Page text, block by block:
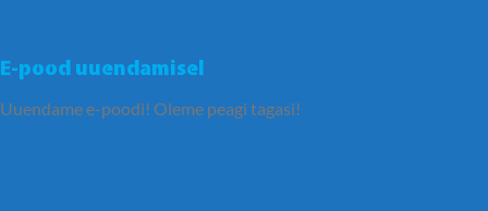
E-pood uuendamisel
Uuendame e-poodi! Oleme peagi tagasi!